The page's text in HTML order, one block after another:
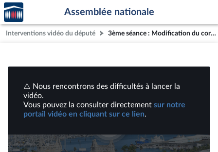
Aller au contenu
Aller en bas de la page
Accèder
à la
page
d'accueil
Assemblée nationale
Interventions vidéo du député 3ème séance : Modification du corps électoral pour les élections en Nouvelle-Calédonie (projet de loi constitutionnelle) (suite) | Vidéos
Lire
⚠️ Nous rencontrons des difficultés à lancer la
vidéo.
Vous pouvez la consulter directement sur notre
portail vidéo en cliquant sur ce lien.